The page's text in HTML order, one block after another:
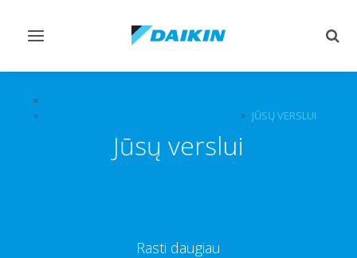
Perjungiamas
JŪSŲ VERSLUI
Jūsų verslui
Rasti daugiau